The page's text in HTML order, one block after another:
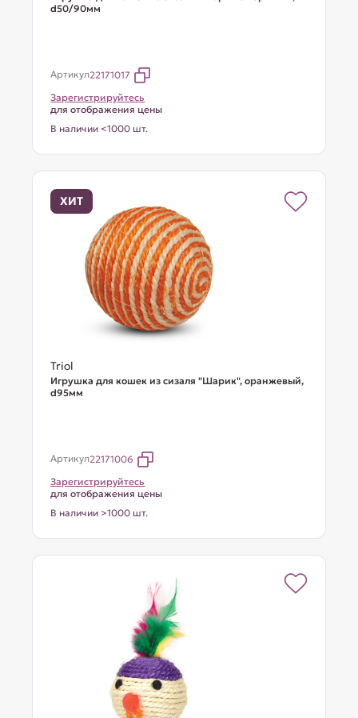
d50/90мм
Артикул22171017
Зарегистрируйтесь
для отображения цены
В наличии <1000 шт.
ХИТ
Triol
Игрушка для кошек из сизаля "Шарик", оранжевый,
d95мм
Артикул22171006
Зарегистрируйтесь
для отображения цены
В наличии >1000 шт.